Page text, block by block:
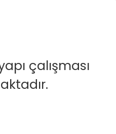
çalışması